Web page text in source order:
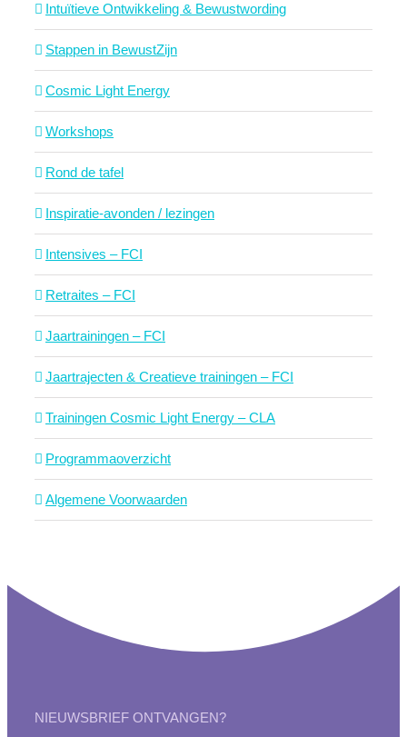
Intuïtieve Ontwikkeling & Bewustwording
Stappen in BewustZijn
Cosmic Light Energy
Workshops
Rond de tafel
Inspiratie-avonden / lezingen
Intensives – FCI
Retraites – FCI
Jaartrainingen – FCI
Jaartrajecten & Creatieve trainingen – FCI
Trainingen Cosmic Light Energy – CLA
Programmaoverzicht
Algemene Voorwaarden
NIEUWSBRIEF ONTVANGEN?